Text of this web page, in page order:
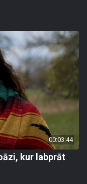
00:03:44
kur labprāt